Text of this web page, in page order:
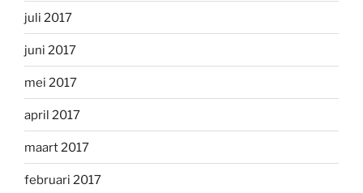
juli 2017
juni 2017
mei 2017
april 2017
maart 2017
februari 2017